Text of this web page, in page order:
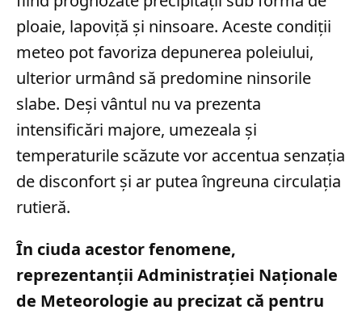
ploaie, lapoviță și ninsoare. Aceste condiții
meteo pot favoriza depunerea poleiului,
ulterior urmând să predomine ninsorile
slabe. Deși vântul nu va prezenta
intensificări majore, umezeala și
temperaturile scăzute vor accentua senzația
de disconfort și ar putea îngreuna circulația
rutieră.
În ciuda acestor fenomene,
reprezentanții Administrației Naționale
de Meteorologie au precizat că pentru